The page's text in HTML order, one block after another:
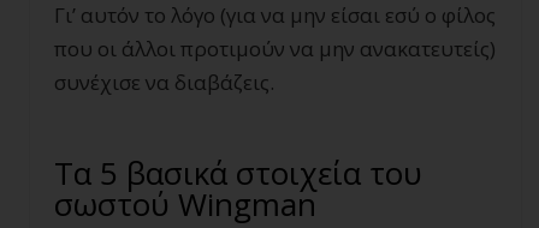
Γι’ αυτόν το λόγο (για να μην είσαι εσύ ο φίλος
που οι άλλοι προτιμούν να μην ανακατευτείς)
συνέχισε να διαβάζεις.
Τα 5 βασικά στοιχεία του
σωστού Wingman